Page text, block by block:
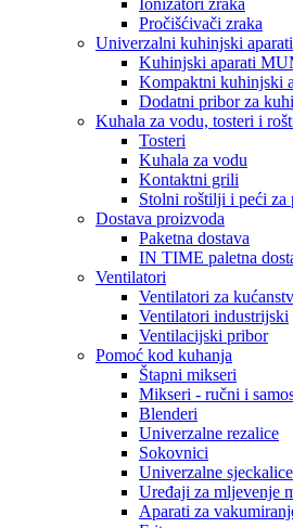
Ionizatori zraka
Pročišćivači zraka
Univerzalni kuhinjski aparati
Kuhinjski aparati
Kompaktni kuhinjski
Dodatni pribor za
Kuhala za vodu, tosteri i
Tosteri
Kuhala za vodu
Kontaktni grili
Stolni roštilji i peći za
Dostava proizvoda
Paketna dostava
IN TIME paletna
Ventilatori
Ventilatori za
Ventilatori industrijski
Ventilacijski pribor
Pomoć kod kuhanja
Štapni mikseri
Mikseri - ručni i
Blenderi
Univerzalne rezalice
Sokovnici
Univerzalne sjeckalice
Uređaji za mljevenje
Aparati za